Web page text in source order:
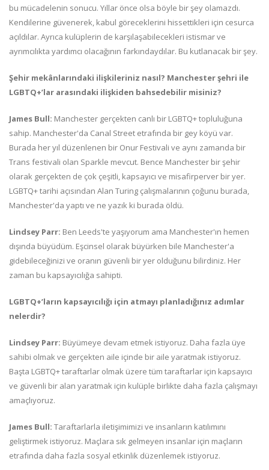
bu mücadelenin sonucu. Yıllar önce olsa böyle bir şey olamazdı.
Kendilerine güvenerek, kabul göreceklerini hissettikleri için cesurca
açıldılar. Ayrıca kulüplerin de karşılaşabilecekleri istismar ve
ayrımcılıkta yardımcı olacağının farkındaydılar. Bu kutlanacak bir şey.
Şehir mekânlarındaki ilişkileriniz nasıl? Manchester şehri ile
LGBTQ+’lar arasındaki ilişkiden bahsedebilir misiniz?
James Bull: Manchester gerçekten canlı bir LGBTQ+ topluluğuna
sahip. Manchester'da Canal Street etrafında bir gey köyü var.
Burada her yıl düzenlenen bir Onur Festivali ve aynı zamanda bir
Trans festivali olan Sparkle mevcut. Bence Manchester bir şehir
olarak gerçekten de çok çeşitli, kapsayıcı ve misafirperver bir yer.
LGBTQ+ tarihi açısından Alan Turing çalışmalarının çoğunu burada,
Manchester'da yaptı ve ne yazık ki burada öldü.
Lindsey Parr: Ben Leeds'te yaşıyorum ama Manchester'ın hemen
dışında büyüdüm. Eşcinsel olarak büyürken bile Manchester'a
gidebileceğinizi ve oranın güvenli bir yer olduğunu bilirdiniz. Her
zaman bu kapsayıcılığa sahipti.
LGBTQ+’ların kapsayıcılığı için atmayı planladığınız adımlar
nelerdir?
Lindsey Parr: Büyümeye devam etmek istiyoruz. Daha fazla üye
sahibi olmak ve gerçekten aile içinde bir aile yaratmak istiyoruz.
Başta LGBTQ+ taraftarlar olmak üzere tüm taraftarlar için kapsayıcı
ve güvenli bir alan yaratmak için kulüple birlikte daha fazla çalışmayı
amaçlıyoruz.
James Bull: Taraftarlarla iletişimimizi ve insanların katılımını
geliştirmek istiyoruz. Maçlara sık gelmeyen insanlar için maçların
etrafında daha fazla sosyal etkinlik düzenlemek istiyoruz.